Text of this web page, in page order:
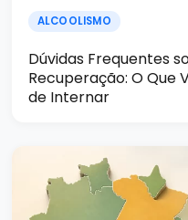
ALCOOLISMO
Dúvidas Frequentes
Recuperação: O Que
de Internar